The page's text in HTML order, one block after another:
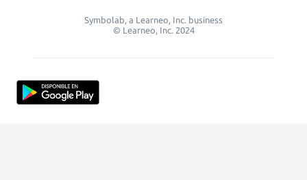
Symbolab, a Learneo, Inc. business
© Learneo, Inc. 2024